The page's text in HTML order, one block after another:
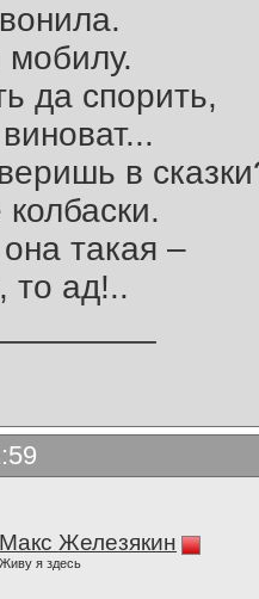
да спорить,
в
такая –
то ад!..
Макс Железякин
Живу я здесь